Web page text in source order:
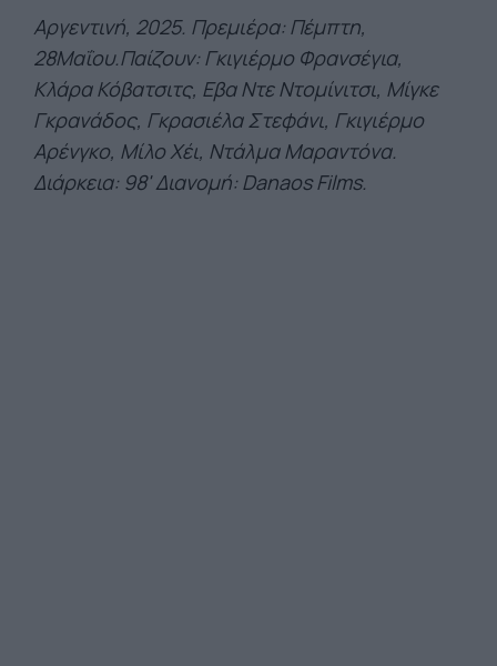
Αργεντινή, 2025. Πρεμιέρα: Πέμπτη,
28Μαΐου.Παίζουν: Γκιγιέρμο Φρανσέγια,
Κλάρα Κόβατσιτς, Εβα Ντε Ντομίνιτσι, Μίγκε
Γκρανάδος, Γκρασιέλα Στεφάνι, Γκιγιέρμο
Αρένγκο, Μίλο Χέι, Ντάλμα Μαραντόνα.
Διάρκεια: 98' Διανομή: Danaos Films.